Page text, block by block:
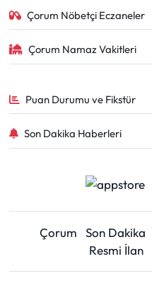
Çorum Nöbetçi Eczaneler
Çorum Namaz Vakitleri
Puan Durumu ve Fikstür
Son Dakika Haberleri
Çorum Son Dakika
Resmi İlan